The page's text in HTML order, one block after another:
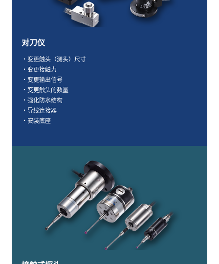
对刀仪
・变更触头（测头）尺寸
・变更接触力
・变更输出信号
・变更触头的数量
・强化防水结构
・导线连接器
・安装底座